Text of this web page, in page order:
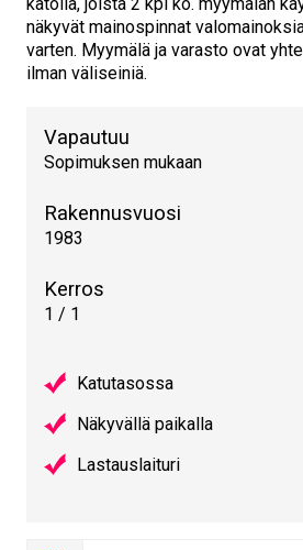
katolla, joista 2 kpl ko. myymälän
näkyvät mainospinnat
varten. Myymälä ja varasto ovat
ilman väliseiniä.
Vapautuu
Sopimuksen mukaan
Rakennusvuosi
1983
Kerros
1 / 1
Katutasossa
Näkyvällä paikalla
Lastauslaituri